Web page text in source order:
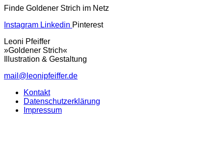
Finde Goldener Strich im Netz
Instagram Linkedin Pinterest
Leoni Pfeiffer
»Goldener Strich«
Illustration & Gestaltung
mail@leonipfeiffer.de
Kontakt
Datenschutzerklärung
Impressum